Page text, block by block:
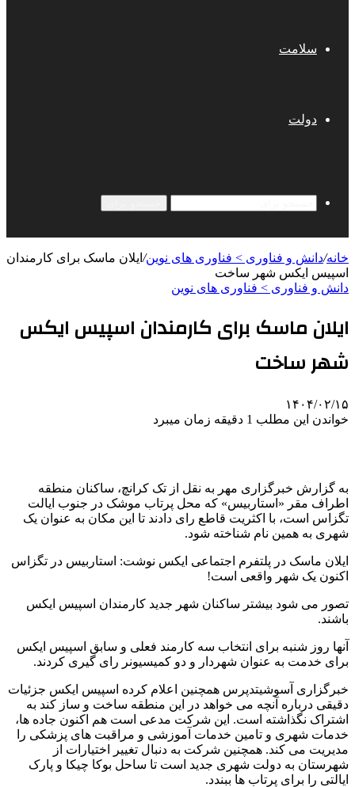
سلامت
دولت
خانه/دانش و فناوری > فناوری های نوین/ ایلان ماسک برای کارمندان
اسپیس ایکس شهر ساخت
دانش و فناوری > فناوری های نوین
ایلان ماسک برای کارمندان اسپیس ایکس
شهر ساخت
۱۴۰۴/۰۲/۱۵
خواندن این مطلب 1 دقیقه زمان میبرد
به گزارش خبرگزاری مهر به نقل از تک کرانچ، ساکنان منطقه
اطراف مقر «استاربیس» که محل پرتاب موشک در جنوب ایالت
تگزاس است، با اکثریت قاطع رای دادند تا این مکان به عنوان یک
شهری به همین نام شناخته شود.
ایلان ماسک در پلتفرم اجتماعی ایکس نوشت: استاربیس در تگزاس
اکنون یک شهر واقعی است!
تصور می شود بیشتر ساکنان شهر جدید کارمندان اسپیس ایکس
باشند.
آنها روز شنبه برای انتخاب سه کارمند فعلی و سابق اسپیس ایکس
برای خدمت به عنوان شهردار و دو کمیسیونر رای گیری کردند.
خبرگزاری آسوشیتدپرس همچنین اعلام کرده اسپیس ایکس جزئیات
دقیقی درباره آنچه می خواهد در این منطقه ساخت و ساز کند به
اشتراک نگذاشته است. این شرکت مدعی است هم اکنون جاده ها،
خدمات شهری و تامین خدمات آموزشی و مراقبت های پزشکی را
مدیریت می کند. همچنین شرکت به دنبال تغییر اختیارات از
شهرستان به دولت شهری جدید است تا ساحل بوکا چیکا و پارک
ایالتی را برای پرتاب ها ببندد.